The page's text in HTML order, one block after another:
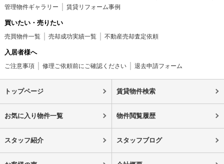
管理物件ギャラリー
賃貸リフォーム事例
買いたい・売りたい
売買物件一覧 売却成功実績一覧 不動産売却査定依頼
入居者様へ
ご注意事項 修理ご依頼前にご確認ください 退去申請フォーム
トップページ 賃貸物件検索
お気に入り物件一覧 物件閲覧履歴
スタッフ紹介 スタッフブログ